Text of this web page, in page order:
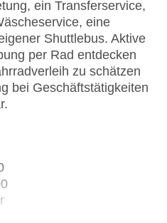
ein Transferservice,
eine
Shuttlebus. Aktive
per Rad entdecken
zu schätzen
bei Geschäftstätigkeiten